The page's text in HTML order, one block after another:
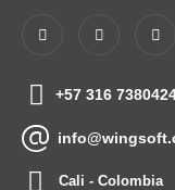
+57 316
Cali - Colombia